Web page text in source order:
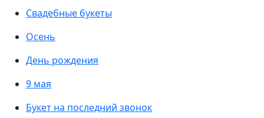
Свадебные букеты
Осень
День рождения
9 мая
Букет на последний звонок